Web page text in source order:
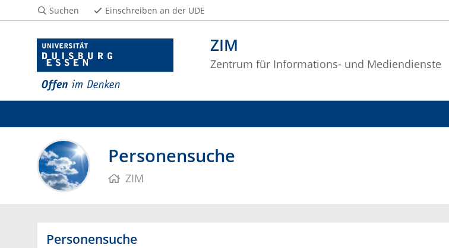
ZIM
Zentrum für Informations- und Mediendienste
Suchen Einschreiben an der UDE
Personensuche
ZIM
Personensuche